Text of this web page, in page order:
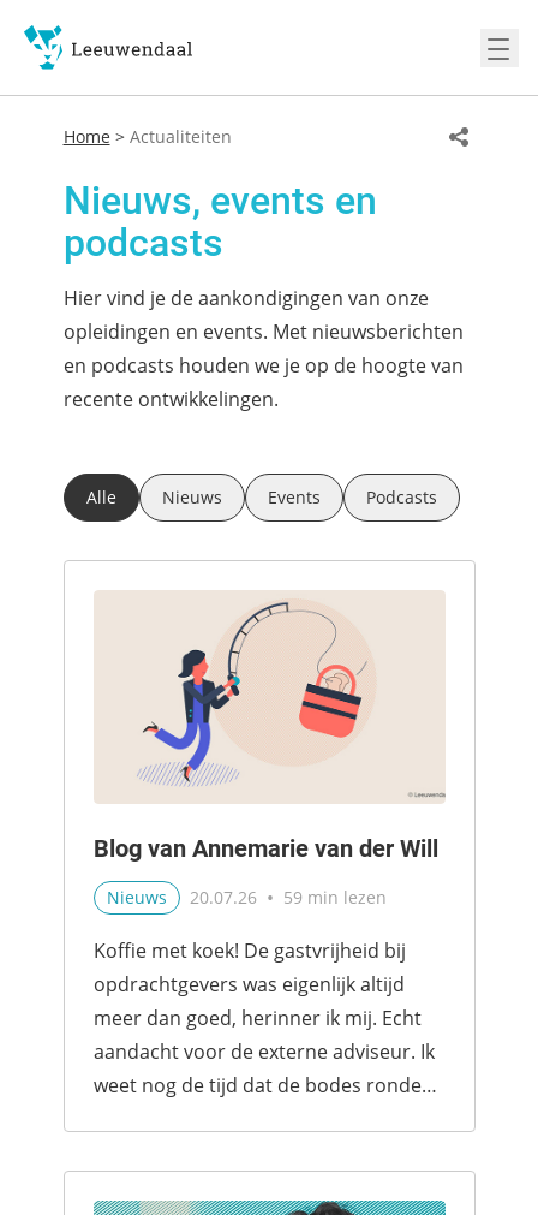
Home > Actualiteiten
Nieuws, events en
podcasts
Hier vind je de aankondigingen van onze
opleidingen en events. Met nieuwsberichten
en podcasts houden we je op de hoogte van
recente ontwikkelingen.
Alle Nieuws Events Podcasts
Blog van Annemarie van der Will
Nieuws 20.07.26 • 59 min lezen
Koffie met koek! De gastvrijheid bij
opdrachtgevers was eigenlijk altijd
meer dan goed, herinner ik mij. Echt
aandacht voor de externe adviseur. Ik
weet nog de tijd dat de bodes rondes